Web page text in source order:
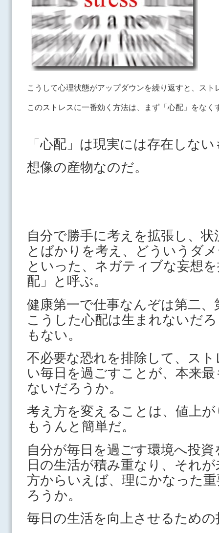
こうして心理状態がアップダウンを繰り返すと、ス
このストレスに一番効く方法は、まず「心配」をなく
「心配」は現実には存在しな
想像の産物なのだ。
自分で勝手に考えを拡張し、
とばかりを考え、どういうダ
といった、ネガティブな妄想
配」と呼ぶ。
健康第一で仕事なんぞは第二
こうした心配は生まれないだ
もない。
不必要な恐れを排除して、ス
い毎日を過ごすことが、本来
ないだろうか。
考え方を変えることは、値上
もうんと簡単だ。
自分が毎日を過ごす環境へ投
日の生活が積み重なり、それ
方からいえば、理にかなった
ろうか。
毎日の生活を向上させるための